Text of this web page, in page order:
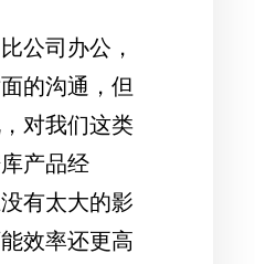
公司办公，
的沟通，但
对我们这类
产品经
有太大的影
效率还更高